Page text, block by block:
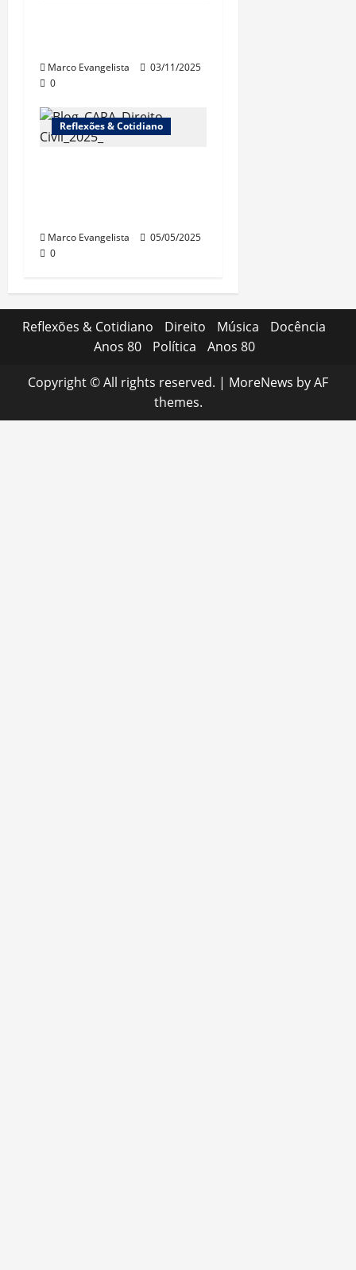
Marco Evangelista
03/11/2025
0
Reflexões & Cotidiano
Marco Evangelista
05/05/2025
0
Reflexões & Cotidiano Direito Música
Docência
Anos 80
Política Anos 80
Copyright © All rights reserved. | MoreNews by AF
themes.